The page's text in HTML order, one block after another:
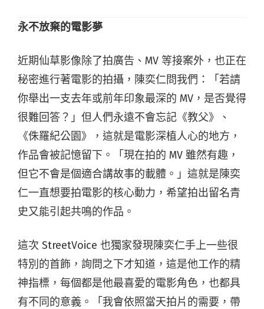
永不放棄的電影夢
近期仙草影像除了拍廣告、MV 等接案外，也正在
秘密進行著電影的拍攝，陳奕仁問我們：「若請
你舉出一支去年或前年印象最深的 MV，是否覺得
很難回答？」但人們永遠不會忘記《教父》、
《侏羅紀公園》，這就是電影深植人心的地方，
作品會被記憶留下。「現在拍的 MV 雖然有趣，
但它不會是個適合講故事的載體。」這就是陳奕
仁一直想要拍電影的核心動力，希望拍出留名青
史又能引起共鳴的作品。
這次 StreetVoice 也獨家發現陳奕仁手上一些很
特別的首飾，詢問之下才知道，這是他工作的精
神指標，每個都是他最喜愛的電影角色，也都具
有不同的意義。「我會依照當天拍片的需要，帶